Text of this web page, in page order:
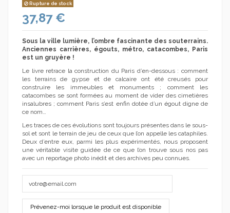
Rupture de stock
37,87 €
Sous la ville lumière, l’ombre fascinante des souterrains.
Anciennes carrières, égouts, métro, catacombes, Paris
est un gruyère !
Le livre retrace la construction du Paris d’en-dessous : comment
les terrains de gypse et de calcaire ont été creusés pour
construire les immeubles et monuments ; comment les
catacombes se sont formées au moment de vider des cimetières
insalubres ; comment Paris s’est enfin dotée d’un égout digne de
ce nom…
Les traces de ces évolutions sont toujours présentes dans le sous-
sol et sont le terrain de jeu de ceux que l’on appelle les cataphiles.
Deux d’entre eux, parmi les plus expérimentés, nous proposent
une véritable visite guidée de ce que l’on trouve sous nos pas
avec un reportage photo inédit et des archives peu connues.